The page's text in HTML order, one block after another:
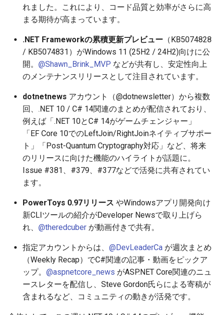
2026-04-12
2026-04-05
2026-03-29
2026-03-22
2026-03-15
2026-03-08
2026-03-01
2026-02-15
2026-02-08
2026-02-01
2026-01-25
2026-01-18
2025-10-05
2025-09-28
2025-09-21
2025-09-14
2025-09-07
2025-08-31
2025-08-24
2025-08-10
2025-08-03
2026-04-23
2026-04-17
2026-04-13
2025-10-05
2025-09-28
2025-09-21
2025-09-19
2025-09-14
2025-09-07
2025-08-31
2025-08-24
2025-08-17
2025-08-10
2025-08-03
2026-04-19
2026-04-12
2026-04-05
2026-03-29
2026-03-22
2026-03-15
2026-03-08
2026-02-22
2026-02-15
2026-02-08
2026-02-01
2026-01-25
2025-10-05
2025-09-28
2025-09-21
2025-09-19
2025-09-18
2026-04-19
2026-04-12
2026-04-05
2026-03-29
2026-03-22
2026-03-15
2026-03-08
2026-02-22
2026-02-15
2026-02-08
2026-02-01
2026-01-25
2025-10-05
2025-09-28
2025-09-21
2025-09-14
2025-09-07
2025-08-31
2025-08-24
2025-08-10
2025-08-03
2025-07-16
2026-04-19
2026-04-12
2026-04-05
2026-03-29
2026-03-22
2026-03-15
2026-03-08
2026-02-22
2026-02-15
2026-02-08
2026-02-01
2026-01-25
2025-10-05
2025-09-28
2025-09-21
2025-09-14
2025-09-07
2025-08-31
2025-08-24
2025-08-10
2025-08-03
2025-07-17
2026-04-19
2026-04-12
2026-04-05
2026-03-29
2026-03-22
2026-03-15
2026-03-08
2026-02-22
2026-02-15
2026-02-08
2026-02-01
2026-01-25
2025-10-05
れました。これにより、コード品質と効率がさらに高
まる期待が高まっています。
.NET Frameworkの累積更新プレビュー （KB5074828
/ KB5074831）がWindows 11 (25H2 / 24H2)向けに公
開。 @Shawn_Brink_MVP などが共有し、安定性向上
のメンテナンスリリースとして注目されています。
dotnetnews アカウント（@dotnewsletter）から複数
回、.NET 10 / C# 14関連のまとめが配信されており、
例えば「.NET 10とC# 14がゲームチェンジャー」
「EF Core 10でのLeftJoin/RightJoinネイティブサポー
ト」「Post-Quantum Cryptography対応」など、将来
のリリースに向けた機能のハイライトが話題に。
Issue #381、#379、#377などで活発に共有されてい
ます。
PowerToys 0.97リリース やWindowsアプリ開発向け
新CLIツールの紹介がDeveloper Newsで取り上げら
れ、 @theredcuber が動画付きで共有。
指定アカウントからは、 @DevLeaderCa が週次まとめ
（Weekly Recap）でC#関連の記事・動画をピックア
ップ。 @aspnetcore_news がASP.NET Core関連のニュ
ースレターを配信し、Steve Gordon氏らによる寄稿が
含まれるなど、コミュニティの動きが活発です。